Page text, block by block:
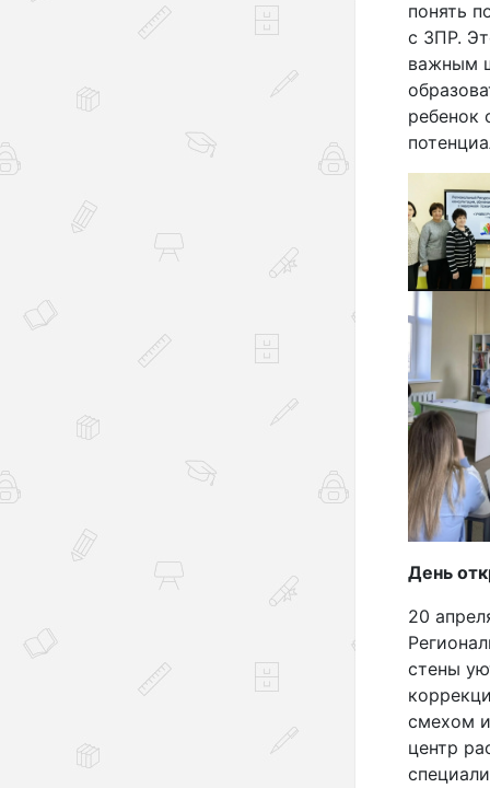
понять
с ЗПР.
важным
ребенок
День
20
стены
смехом
центр